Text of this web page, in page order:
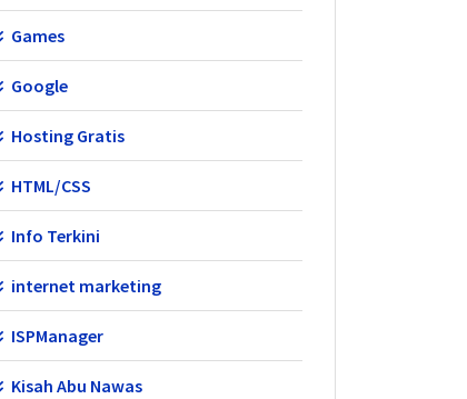
Games
Google
Hosting Gratis
HTML/CSS
Info Terkini
internet marketing
ISPManager
Kisah Abu Nawas